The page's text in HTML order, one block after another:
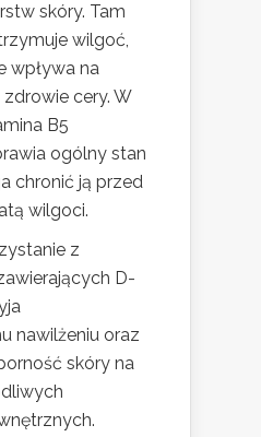
skóry. Tam
wilgoć,
wpływa na
cery. W
B5
ogólny stan
chronić ją przed
wilgoci.
z
D-
nawilżeniu oraz
skóry na